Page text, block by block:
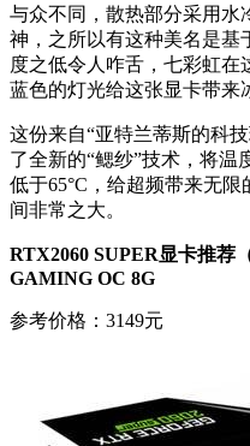
与众不同，散热部分采用水
神，之所以有这种美名是基
度之低令人咋舌，七彩虹
蓝色的灯光给这张显卡带来
这份来自“亚特兰蒂斯的科
了全新的“鳃纱”技术，将温
低于65°C，给超频带来无
间非常之大。
RTX2060 SUPER显卡推荐
GAMING OC 8G
参考价格：3149元